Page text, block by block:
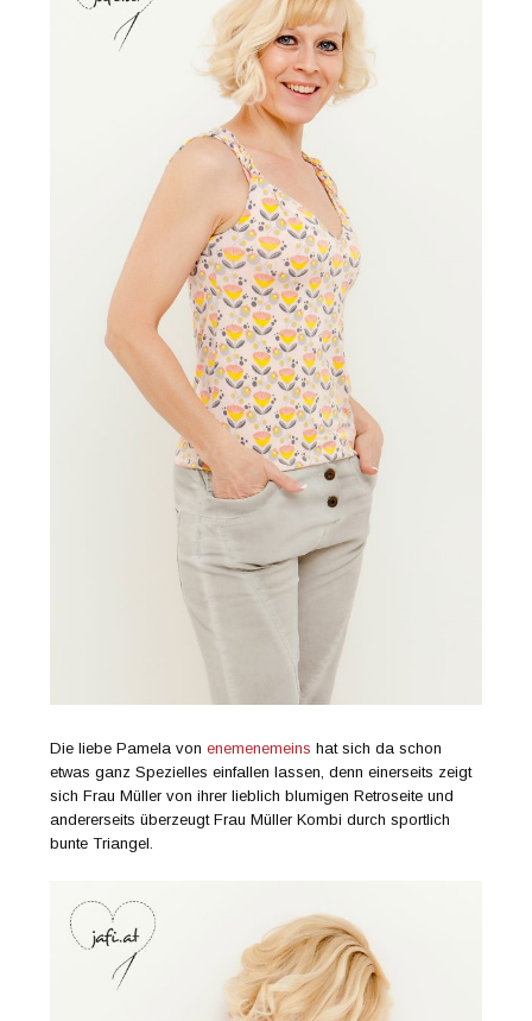
Die liebe Pamela vonenemenemeins hat sich da schon
etwas ganz Spezielles einfallen lassen, denn einerseits zeigt
sich Frau Müller von ihrer lieblich blumigen Retroseite und
andererseits überzeugt Frau Müller Kombi durch sportlich
bunte Triangel.